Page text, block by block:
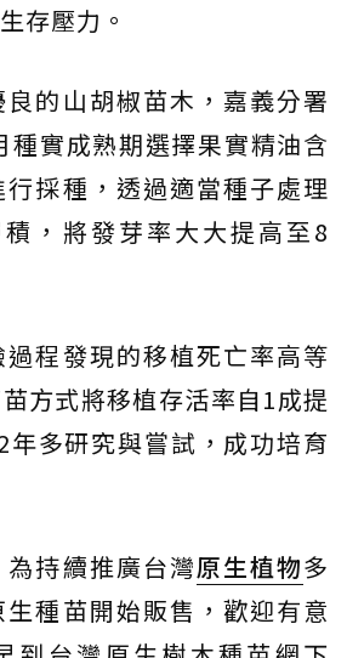
存壓力。
的山胡椒苗木，嘉義分署
種實成熟期選擇果實精油含
採種，透過適當種子處理
，將發芽率大大提高至8
程發現的移植死亡率高等
方式將移植存活率自1成提
多研究與嘗試，成功培育
持續推廣台灣原生植物多
種苗開始販售，歡迎有意